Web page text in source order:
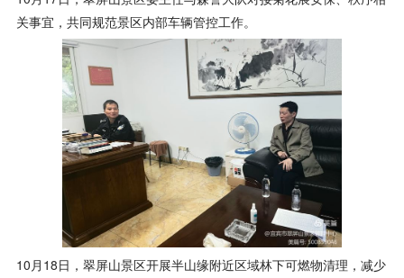
关事宜，共同规范景区内部车辆管控工作。
10月18日，翠屏山景区开展半山缘附近区域林下可燃物清理，减少